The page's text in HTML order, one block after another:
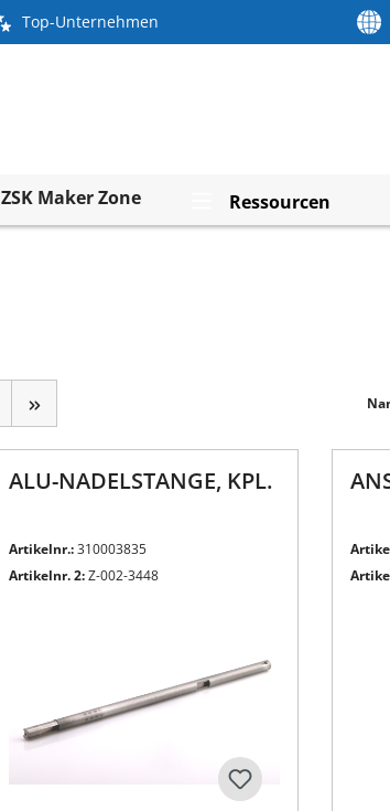
Top-Unternehmen
ZSK Maker Zone
Ressourcen
ALU-NADELSTANGE, KPL.
Artikelnr.:310003835
Artikelnr. 2:Z-002-3448